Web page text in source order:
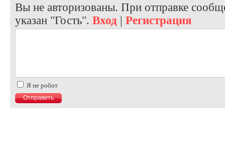
Вы не авторизованы. При отправке
указан "Гость". Вход | Регистрация
Я не робот